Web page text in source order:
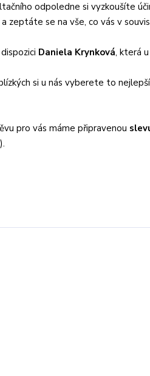
odpoledne si vyzkoušíte
a zeptáte se na vše, co vás v
Daniela Krynková, která
si u nás vyberete to
pro vás máme připravenou